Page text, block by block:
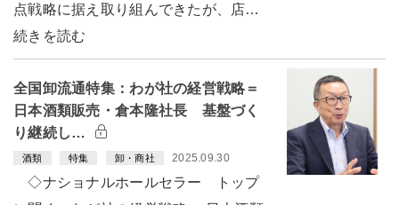
点戦略に据え取り組んできたが、店…
続きを読む
全国卸流通特集：わが社の経営戦略＝
日本酒類販売・倉本隆社長 基盤づく
り継続し…
酒類 特集 卸・商社 2025.09.30
◇ナショナルホールセラー トップ